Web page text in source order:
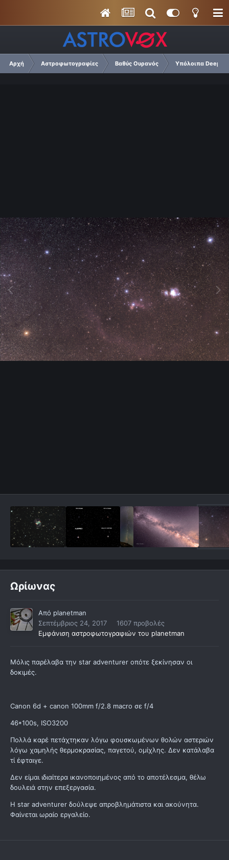
Αρχή Αστροφωτογραφίες Βαθύς Ουρανός Υπόλοιπα Deep
Ωρίωνας
Από planetman
Σεπτέμβριος 24, 2017
1607 προβολές
Εμφάνιση αστροφωτογραφιών του planetman
Μόλις παρέλαβα την star adventurer οπότε ξεκίνησαν οι
δοκιμές.
Canon 6d + canon 100mm f/2.8 macro σε f/4
46*100s, ISO3200
Πολλά καρέ πετάχτηκαν λόγω φουσκωμένων θολών αστεριών
λόγω χαμηλής θερμοκρασίας, παγετού, ομίχλης. Δεν κατάλαβα
τί έφταιγε.
Δεν είμαι ιδιαίτερα ικανοποιημένος από το αποτέλεσμα, θέλω
δουλειά στην επεξεργασία.
H star adventurer δούλεψε απροβλημάτιστα και ακούνητα.
Φαίνεται ωραίο εργαλείο.